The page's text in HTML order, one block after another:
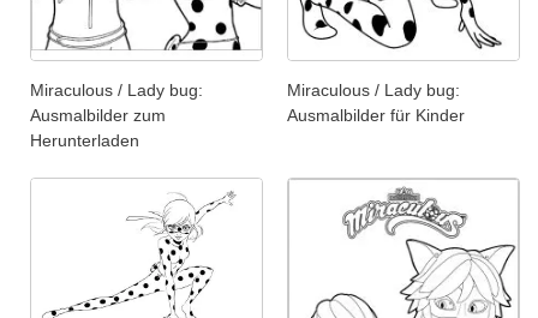
Miraculous / Lady bug:
Ausmalbilder zum
Herunterladen
Miraculous / Lady bug:
Ausmalbilder für Kinder